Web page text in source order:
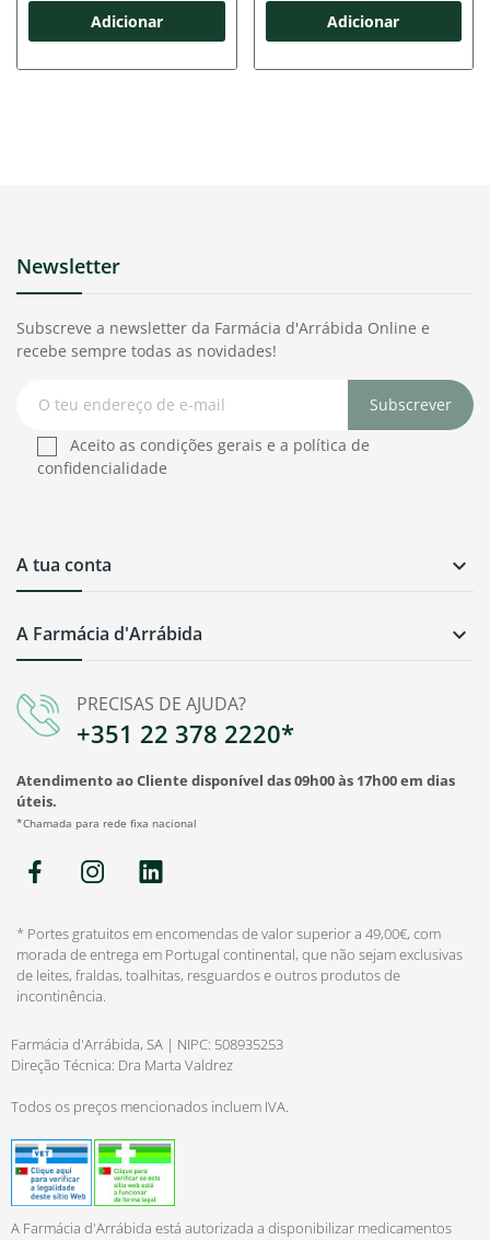
Adicionar Adicionar
PRECISAS DE AJUDA?
+351 22 378 2220*
Atendimento ao Cliente disponível das 09h00 às 17h00 em dias
úteis.
*Chamada para rede fixa nacional
A Farmácia d'Arrábida 
A tua conta 
Newsletter
Subscreve a newsletter da Farmácia d'Arrábida Online e
recebe sempre todas as novidades!
Subscrever
Aceito as condições gerais e a política de
confidencialidade
* Portes gratuitos em encomendas de valor superior a 49,00€, com
morada de entrega em Portugal continental, que não sejam exclusivas
de leites, fraldas, toalhitas, resguardos e outros produtos de
incontinência.
Farmácia d'Arrábida, SA | NIPC: 508935253
Direção Técnica: Dra Marta Valdrez
Todos os preços mencionados incluem IVA.
A Farmácia d'Arrábida está autorizada a disponibilizar medicamentos